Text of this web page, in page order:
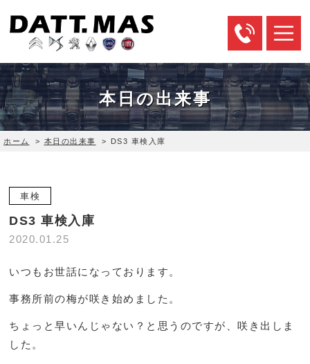
本日の出来事
ホーム > 本日の出来事 > DS3 車検入庫
車検
DS3 車検入庫
2020.01.25
いつもお世話になっております。
事務所前の梅が咲き始めました。
ちょっと早いんじゃない？と思うのですが、咲き出しま
した。